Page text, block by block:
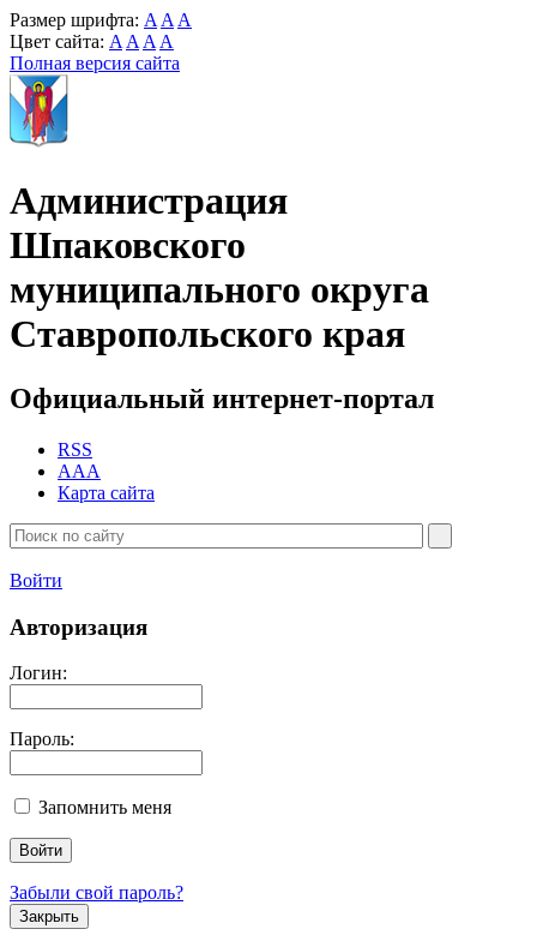
Размер шрифта: A A A
Цвет сайта: A A A A
Полная версия сайта
Администрация
Шпаковского
муниципального округа
Ставропольского края
Официальный интернет-портал
RSS
AAA
Карта сайта
Войти
Авторизация
Логин:
Пароль:
Запомнить меня
Забыли свой пароль?
Закрыть